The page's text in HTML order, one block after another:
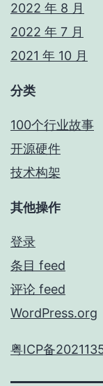
2022 年 8 月
2022 年 7 月
2021 年 10 月
分类
100个行业故事
开源硬件
技术构架
其他操作
登录
条目 feed
评论 feed
WordPress.org
粤ICP备